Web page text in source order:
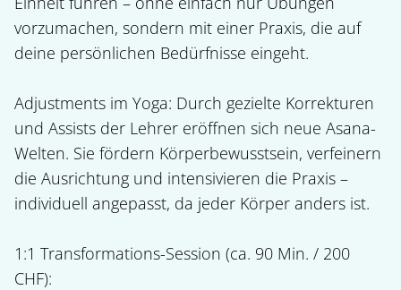
vorzumachen, sondern mit einer Praxis, die auf
deine persönlichen Bedürfnisse eingeht.
Adjustments im Yoga: Durch gezielte Korrekturen
und Assists der Lehrer eröffnen sich neue Asana-
Welten. Sie fördern Körperbewusstsein, verfeinern
die Ausrichtung und intensivieren die Praxis –
individuell angepasst, da jeder Körper anders ist.
1:1 Transformations-Session (ca. 90 Min. / 200
CHF):